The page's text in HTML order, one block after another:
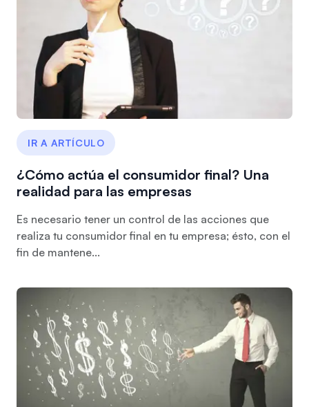
IR A ARTÍCULO
¿Cómo actúa el consumidor final? Una
realidad para las empresas
Es necesario tener un control de las acciones que
realiza tu consumidor final en tu empresa; ésto, con el
fin de mantene...